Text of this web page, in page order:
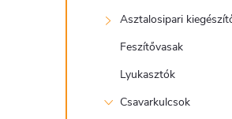
Asztalosipari
Feszítővasak
Lyukasztók
Csavarkulcsok